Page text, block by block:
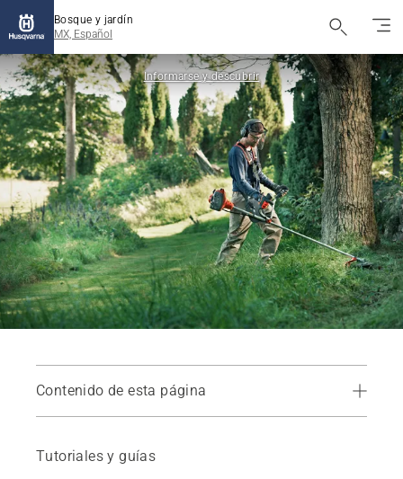
Bosque y jardín
MX, Español
Informarse y descubrir
Contenido de esta página
El arnés
Tutoriales y guías